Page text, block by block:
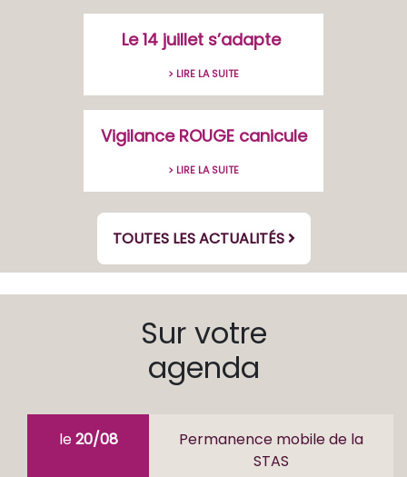
Le 14 juillet s’adapte
> LIRE LA SUITE
Vigilance ROUGE canicule
> LIRE LA SUITE
TOUTES LES ACTUALITÉS
Sur votre
agenda
le20/08
Permanence mobile de la
STAS